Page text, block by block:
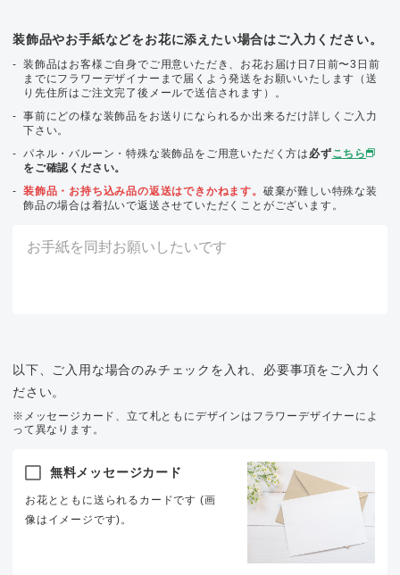
装飾品やお手紙などをお花に添えたい場合はご入力ください。
装飾品はお客様ご自身でご用意いただき、お花お届け日7日前〜3日前
までにフラワーデザイナーまで届くよう発送をお願いいたします（送
り先住所はご注文完了後メールで送信されます）。
事前にどの様な装飾品をお送りになられるか出来るだけ詳しくご入力
下さい。
パネル・バルーン・特殊な装飾品をご用意いただく方は 必ずこちら
をご確認ください。
装飾品・お持ち込み品の返送はできかねます。 破棄が難しい特殊な装
飾品の場合は着払いで返送させていただくことがございます。
以下、ご入用な場合のみチェックを入れ、必要事項をご入力く
ださい。
※メッセージカード、立て札ともにデザインはフラワーデザイナーによ
って異なります。
無料メッセージカード
お花とともに送られるカードです (画
像はイメージです)。